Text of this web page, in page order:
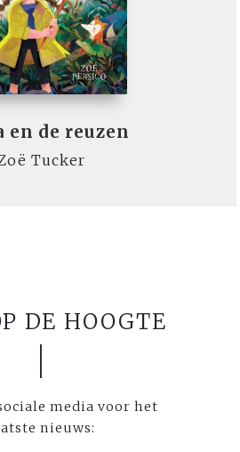
en de reuzen
Tucker
DE HOOGTE
media voor het
nieuws: